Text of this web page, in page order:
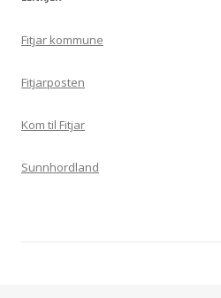
Fitjar kommune
Fitjarposten
Kom til Fitjar
Sunnhordland